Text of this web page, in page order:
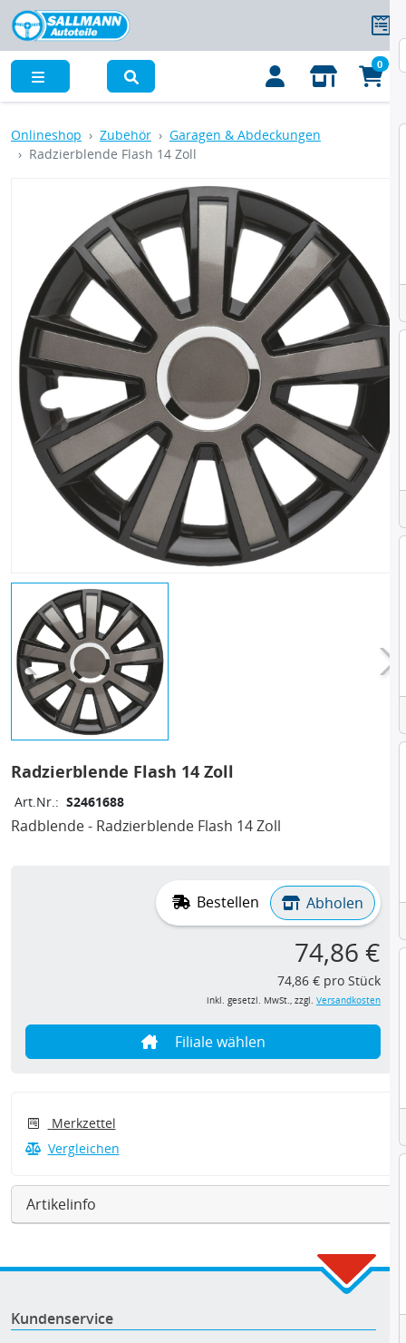
0
Onlineshop Zubehör
Garagen & Abdeckungen
Radzierblende Flash 14 Zoll
Radzierblende Flash 14 Zoll
Art.Nr.: S2461688
Radblende - Radzierblende Flash 14 Zoll
Bestellen Abholen
74,86 €
74,86 € pro Stück
inkl. gesetzl. MwSt., zzgl. Versandkosten
Filiale wählen
Merkzettel
Vergleichen
Artikelinfo
Kundenservice